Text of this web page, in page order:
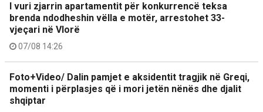
I vuri zjarrin apartamentit për konkurrencë teksa
brenda ndodheshin vëlla e motër, arrestohet 33-
vjeçari në Vlorë
07/08 14:26
Foto+Video/ Dalin pamjet e aksidentit tragjik në Greqi,
momenti i përplasjes që i mori jetën nënës dhe djalit
shqiptar